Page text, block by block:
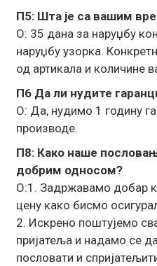
П5: Шта је са вашим
О: 35 дана за наруџбу
наруџбу узорка.
од артикала и количине
П6 Да ли нудите
О: Да, нудимо 1 годину
производе.
П8: Како наше
добрим односом?
О:1. Задржавамо добар
цену како бисмо
2. Искрено поштујемо
пријатеља и надамо се
пословати и